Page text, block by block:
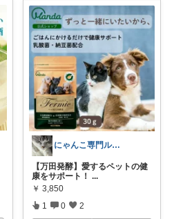
にゃんこ専門ルーム😺しらす
【万田発酵】愛するペットの健
康をサポート！ ...
￥ 3,850
1 0 2